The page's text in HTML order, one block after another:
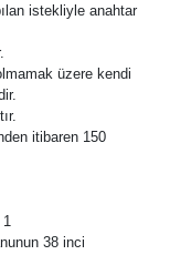
istekliyle anahtar
üzere kendi
itibaren 150
38 inci